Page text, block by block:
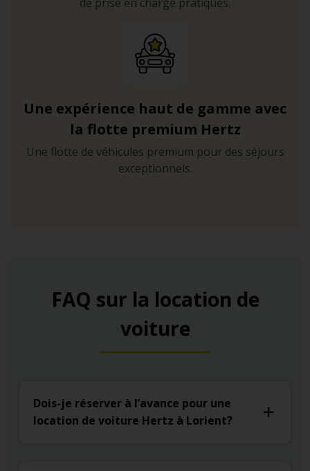
Une expérience haut de gamme avec
la flotte premium Hertz
Une flotte de véhicules premium pour des séjours
exceptionnels.
FAQ sur la location de
voiture
Dois-je réserver à l’avance pour une
location de voiture Hertz à Lorient?